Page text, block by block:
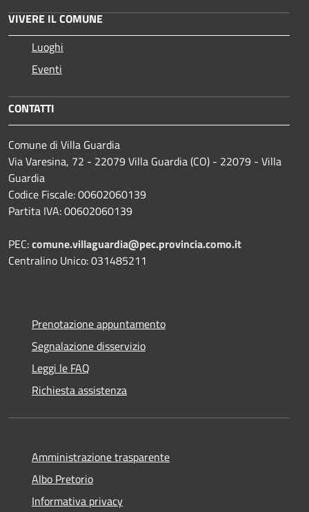
VIVERE IL COMUNE
Luoghi
Eventi
CONTATTI
Comune di Villa Guardia
Via Varesina, 72 - 22079 Villa Guardia (CO) - 22079 - Villa
Guardia
Codice Fiscale: 00602060139
Partita IVA: 00602060139
PEC:comune.villaguardia@pec.provincia.como.it
Centralino Unico: 031485211
Prenotazione appuntamento
Segnalazione disservizio
Leggi le FAQ
Richiesta assistenza
Amministrazione trasparente
Albo Pretorio
Informativa privacy